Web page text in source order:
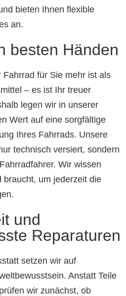
bieten Ihnen flexible
an.
besten Händen
für Sie mehr ist als
– es ist Ihr treuer
legen wir in unserer
Wert auf eine sorgfältige
Ihres Fahrrads. Unsere
technisch versiert, sondern
Wir wissen
braucht, um jederzeit die
und
Reparaturen
setzen wir auf
Anstatt Teile
wir zunächst, ob